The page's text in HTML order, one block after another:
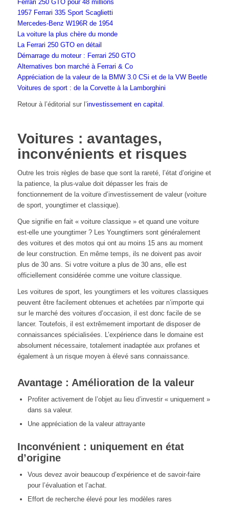
Ferrari 250 GTO pour 48 millions
1957 Ferrari 335 Sport Scaglietti
Mercedes-Benz W196R de 1954
La voiture la plus chère du monde
La Ferrari 250 GTO en détail
Démarrage du moteur : Ferrari 250 GTO
Alternatives bon marché à Ferrari & Co
Appréciation de la valeur de la BMW 3.0 CSi et de la VW Beetle
Voitures de sport : de la Corvette à la Lamborghini
Retour à l’éditorial sur l’investissement en capital .
Voitures : avantages,
inconvénients et risques
Outre les trois règles de base que sont la rareté, l’état d’origine et
la patience, la plus-value doit dépasser les frais de
fonctionnement de la voiture d’investissement de valeur (voiture
de sport, youngtimer et classique).
Que signifie en fait « voiture classique » et quand une voiture
est-elle une youngtimer ? Les Youngtimers sont généralement
des voitures et des motos qui ont au moins 15 ans au moment
de leur construction. En même temps, ils ne doivent pas avoir
plus de 30 ans. Si votre voiture a plus de 30 ans, elle est
officiellement considérée comme une voiture classique.
Les voitures de sport, les youngtimers et les voitures classiques
peuvent être facilement obtenues et achetées par n’importe qui
sur le marché des voitures d’occasion, il est donc facile de se
lancer. Toutefois, il est extrêmement important de disposer de
connaissances spécialisées. L’expérience dans le domaine est
absolument nécessaire, totalement inadaptée aux profanes et
également à un risque moyen à élevé sans connaissance.
Avantage : Amélioration de la valeur
Profiter activement de l’objet au lieu d’investir « uniquement »
dans sa valeur.
Une appréciation de la valeur attrayante
Inconvénient : uniquement en état
d’origine
Vous devez avoir beaucoup d’expérience et de savoir-faire
pour l’évaluation et l’achat.
Effort de recherche élevé pour les modèles rares